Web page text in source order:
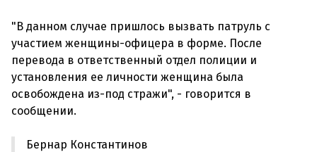
"В данном случае пришлось вызвать патруль с
участием женщины-офицера в форме. После
перевода в ответственный отдел полиции и
установления ее личности женщина была
освобождена из-под стражи", - говорится в
Бернар Константинов